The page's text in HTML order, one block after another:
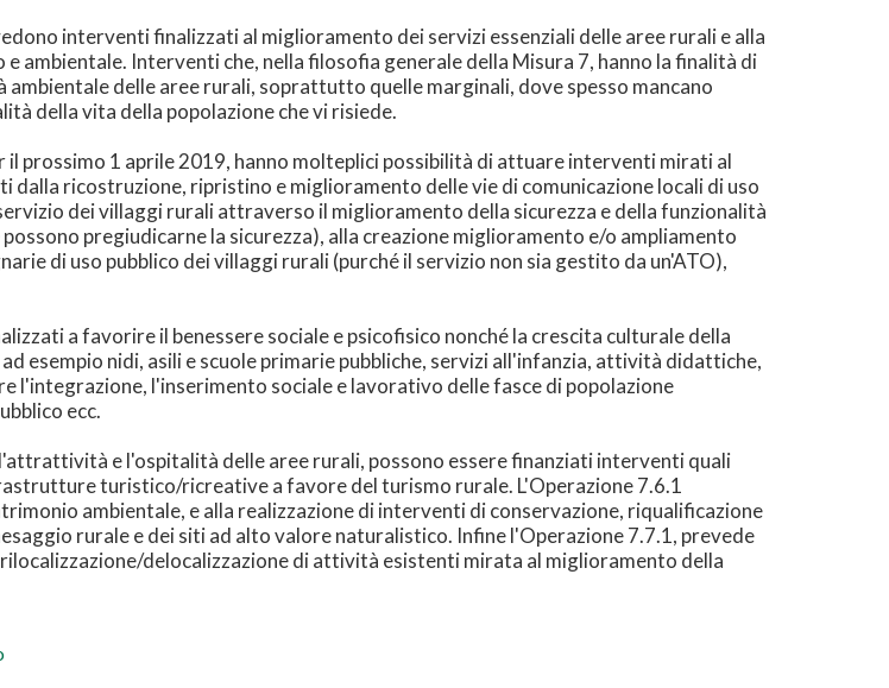
interventi finalizzati al miglioramento dei servizi essenziali delle aree rurali e alla
Interventi che, nella filosofia generale della Misura 7, hanno la finalità di
delle aree rurali, soprattutto quelle marginali, dove spesso mancano
della vita della popolazione che vi risiede.
il prossimo 1 aprile 2019, hanno molteplici possibilità di attuare interventi mirati al
ricostruzione, ripristino e miglioramento delle vie di comunicazione locali di uso
dei villaggi rurali attraverso il miglioramento della sicurezza e della funzionalità
pregiudicarne la sicurezza), alla creazione miglioramento e/o ampliamento
di uso pubblico dei villaggi rurali (purché il servizio non sia gestito da un'ATO),
a favorire il benessere sociale e psicofisico nonché la crescita culturale della
esempio nidi, asili e scuole primarie pubbliche, servizi all'infanzia, attività didattiche,
l'integrazione, l'inserimento sociale e lavorativo delle fasce di popolazione
ecc.
e l'ospitalità delle aree rurali, possono essere finanziati interventi quali
turistico/ricreative a favore del turismo rurale. L'Operazione 7.6.1
ambientale, e alla realizzazione di interventi di conservazione, riqualificazione
rurale e dei siti ad alto valore naturalistico. Infine l'Operazione 7.7.1, prevede
delocalizzazione di attività esistenti mirata al miglioramento della